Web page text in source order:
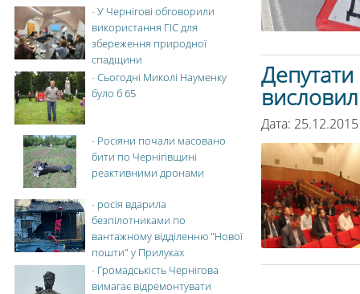
Дата:
-У Чернігові обговорили
використання ГІС для
збереження природної
спадщини
-Сьогодні Миколі Науменку
було б 65
- Росіяни почали масовано
бити по Чернігівщині
реактивними дронами
- росія вдарила
безпілотниками по
вантажному відділенню "Нової
пошти" у Прилуках
- Громадськість Чернігова
вимагає відремонтувати